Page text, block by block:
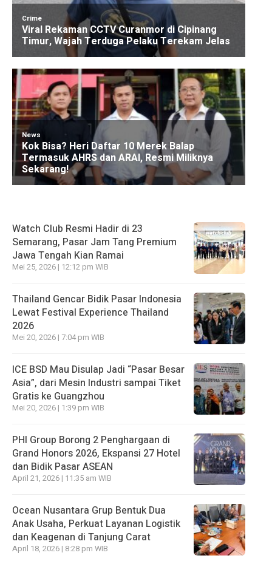
Watch Club Resmi Hadir di 23
Semarang, Pasar Jam Tang Premium
Jawa Tengah Kian Ramai
Mei 25, 2026 | 12:12 pm WIB
Thailand Gencar Bidik Pasar Indonesia
Lewat Festival Experience Thailand
2026
Mei 20, 2026 | 7:04 pm WIB
ICE BSD Mau Disulap Jadi “Pasar Besar
Asia”, dari Mesin Industri sampai Tiket
Gratis ke Guangzhou
Mei 20, 2026 | 1:39 pm WIB
PHI Group Borong 2 Penghargaan di
Grand Honors 2026, Ekspansi 27 Hotel
dan Bidik Pasar ASEAN
April 21, 2026 | 11:35 am WIB
Ocean Nusantara Grup Bentuk Dua
Anak Usaha, Perkuat Layanan Logistik
dan Keagenan di Tanjung Carat
April 18, 2026 | 8:28 pm WIB